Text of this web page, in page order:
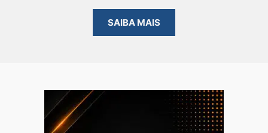
SAIBA MAIS